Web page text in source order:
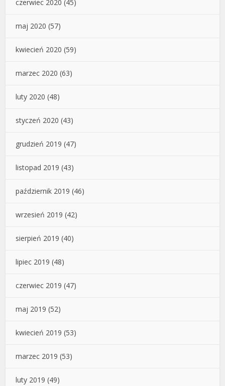
czerwiec 2020 (45)
maj 2020 (57)
kwiecień 2020 (59)
marzec 2020 (63)
luty 2020 (48)
styczeń 2020 (43)
grudzień 2019 (47)
listopad 2019 (43)
październik 2019 (46)
wrzesień 2019 (42)
sierpień 2019 (40)
lipiec 2019 (48)
czerwiec 2019 (47)
maj 2019 (52)
kwiecień 2019 (53)
marzec 2019 (53)
luty 2019 (49)